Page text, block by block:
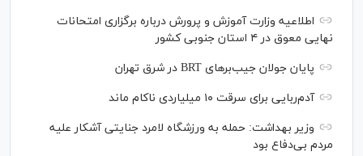
اطلاعیه وزارت آموزش و پرورش درباره برگزاری امتحانات
نهایی معوق در ۴ استان جنوبی کشور
پایان جولان جیب‌بر‌های BRT در شرق تهران
آدم‌ربایی برای سرقت ۱۰ میلیاردی ناکام ماند
وزیر بهداشت: حمله به ورزشگاه لامرد جنایتی آشکار علیه
مردم بی‌دفاع بود